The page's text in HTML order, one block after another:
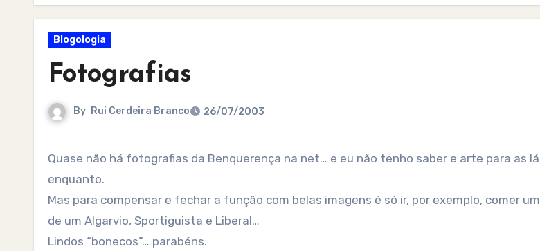
Blogologia
Fotografias
By Rui Cerdeira Branco 26/07/2003
Quase não há fotografias da Benquerença na net… e eu não tenho saber e arte para as lá (cá) pôr, por
enquanto.
Mas para compensar e fechar a função com belas imagens é só ir, por exemplo, comer um
de um Algarvio, Sportiguista e Liberal…
Lindos “bonecos”… parabéns.